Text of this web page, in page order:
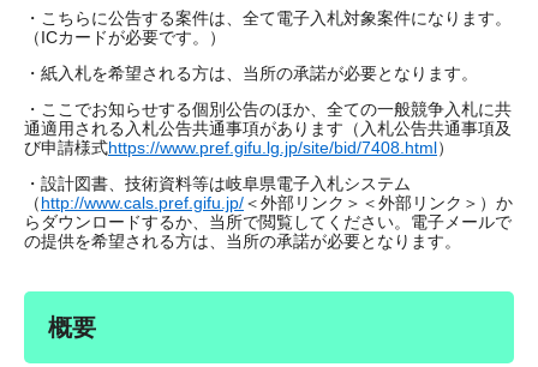
・こちらに公告する案件は、全て電子入札対象案件になります。
（ICカードが必要です。）
・紙入札を希望される方は、当所の承諾が必要となります。
・ここでお知らせする個別公告のほか、全ての一般競争入札に共
通適用される入札公告共通事項があります（入札公告共通事項及
び申請様式https://www.pref.gifu.lg.jp/site/bid/7408.html）
・設計図書、技術資料等は岐阜県電子入札システム
（http://www.cals.pref.gifu.jp/＜外部リンク＞ ＜外部リンク＞）か
らダウンロードするか、当所で閲覧してください。電子メールで
の提供を希望される方は、当所の承諾が必要となります。
概要